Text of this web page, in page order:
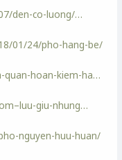
den-co-luong/…
01/24/pho-hang-be/
quan-hoan-kiem-ha…
giu-nhung…
nguyen-huu-huan/